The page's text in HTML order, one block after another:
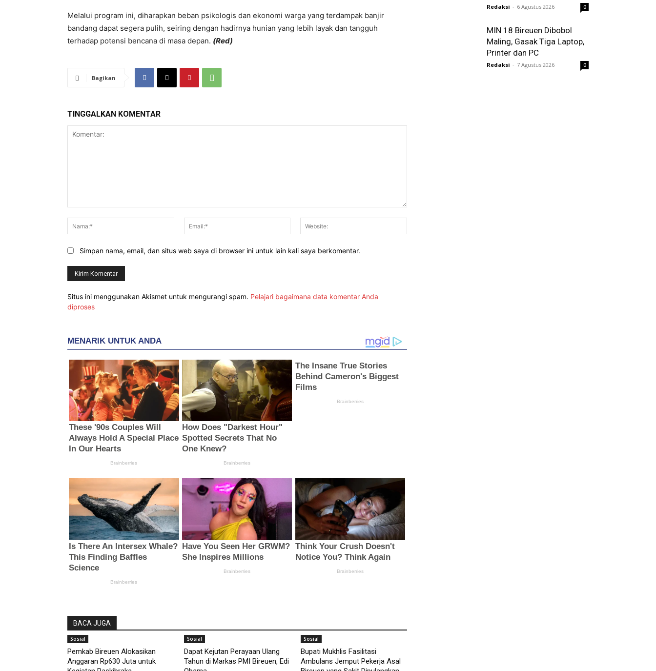
​Melalui program ini, diharapkan beban psikologis dan ekonomi warga yang terdampak banjir
bandang dapat segera pulih, seiring dengan hadirnya hunian yang lebih layak dan tangguh
terhadap potensi bencana di masa depan. (Red)
Bagikan
TINGGALKAN KOMENTAR
Nama:*
Email:*
Simpan nama, email, dan situs web saya di browser ini untuk lain kali saya berkomentar.
Situs ini menggunakan Akismet untuk mengurangi spam. Pelajari bagaimana data komentar Anda
diproses
BACA JUGA
Sosial
Pemkab Bireuen Alokasikan
Anggaran Rp630 Juta untuk
Sosial
Dapat Kejutan Perayaan Ulang
Tahun di Markas PMI Bireuen, Edi
Sosial
Bupati Mukhlis Fasilitasi
Ambulans Jemput Pekerja Asal
Redaksi - 6 Agustus 2026 0
MIN 18 Bireuen Dibobol
Maling, Gasak Tiga Laptop,
Printer dan PC
Redaksi - 7 Agustus 2026 0